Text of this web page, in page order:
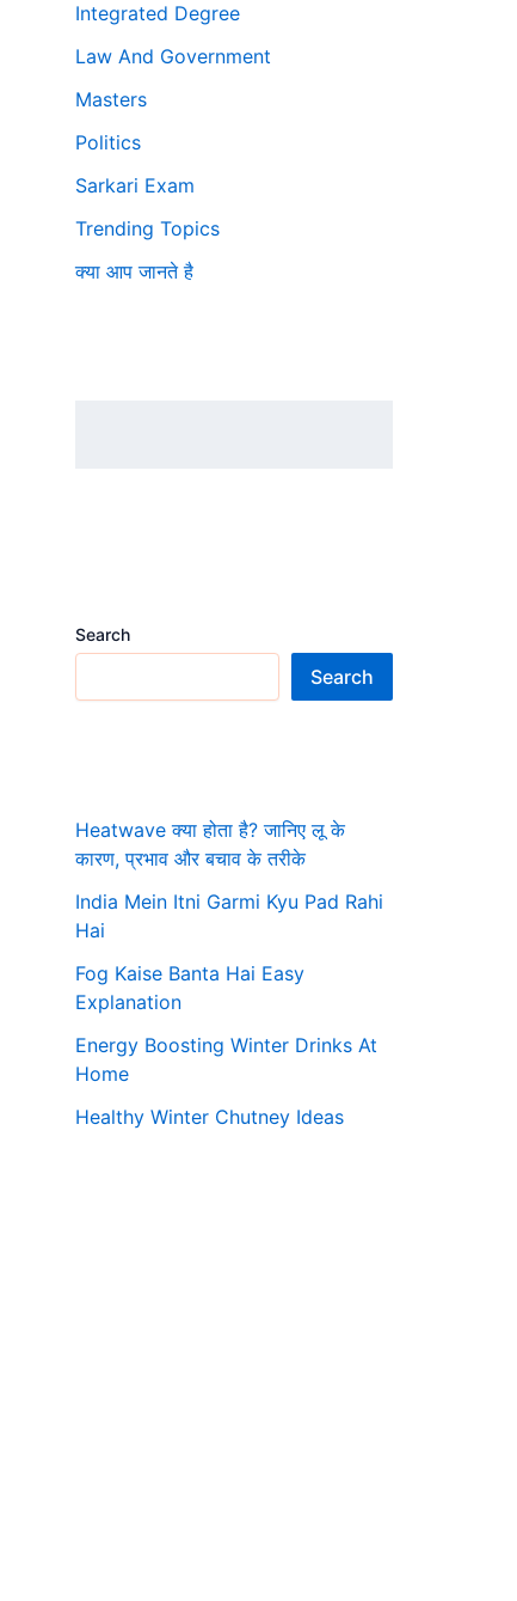
Integrated Degree
Law And Government
Masters
Politics
Sarkari Exam
Trending Topics
क्या आप जानते है
Search
Search
Heatwave क्या होता है? जानिए लू के
कारण, प्रभाव और बचाव के तरीके
India Mein Itni Garmi Kyu Pad Rahi
Hai
Fog Kaise Banta Hai Easy
Explanation
Energy Boosting Winter Drinks At
Home
Healthy Winter Chutney Ideas